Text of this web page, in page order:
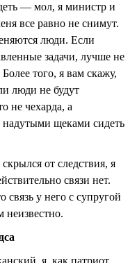
— мол, я министр и
все равно не снимут.
люди. Если
задачи, лучше не
того, я вам скажу,
люди не будут
не чехарда, а
щеками сидеть
от следствия, я
связи нет.
связь у него с супругой
неизвестно.